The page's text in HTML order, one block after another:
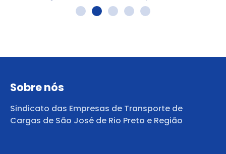
Sobre nós
Sindicato das Empresas de Transporte de
Cargas de São José de Rio Preto e Região